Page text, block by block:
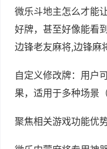
微乐斗地主怎么才能
好牌，甚至好像能看
边锋老友麻将,边锋麻
自定义修改牌：用户
果，适用于多种场景
聚焦相关游戏功能优